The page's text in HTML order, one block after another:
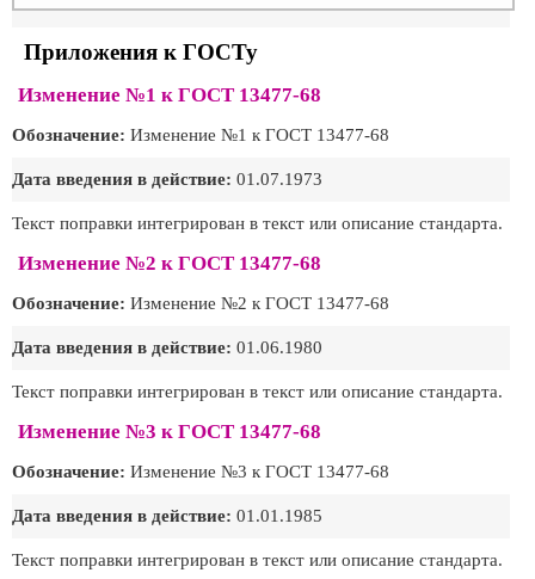
Приложения к ГОСТу
Изменение №1 к ГОСТ 13477-68
Обозначение: Изменение №1 к ГОСТ 13477-68
Дата введения в действие: 01.07.1973
Текст поправки интегрирован в текст или описание стандарта.
Изменение №2 к ГОСТ 13477-68
Обозначение: Изменение №2 к ГОСТ 13477-68
Дата введения в действие: 01.06.1980
Текст поправки интегрирован в текст или описание стандарта.
Изменение №3 к ГОСТ 13477-68
Обозначение: Изменение №3 к ГОСТ 13477-68
Дата введения в действие: 01.01.1985
Текст поправки интегрирован в текст или описание стандарта.